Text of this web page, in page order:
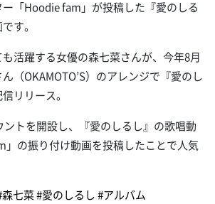
「Hoodie fam」が投稿した『愛のしる
す。
活躍する女優の森七菜さんが、今年8月
（OKAMOTO’S）のアレンジで『愛のし
リリース。
トを開設し、『愛のしるし』の歌唱動
」の振り付け動画を投稿したことで人気
七菜#愛のしるし#アルバム